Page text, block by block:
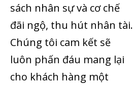
sách nhân sự và cơ chế
đãi ngộ, thu hút nhân tài.
Chúng tôi cam kết sẽ
luôn phấn đáu mang lại
cho khách hàng một